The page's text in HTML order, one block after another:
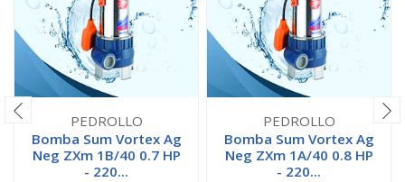
PEDROLLO
Bomba Sum Vortex Ag
Neg ZXm 1B/40 0.7 HP
- 220...
PEDROLLO
Bomba Sum Vortex Ag
Neg ZXm 1A/40 0.8 HP
- 220...